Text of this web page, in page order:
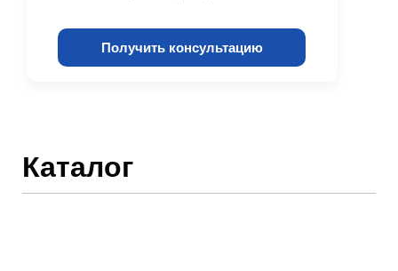
Получить консультацию
Каталог